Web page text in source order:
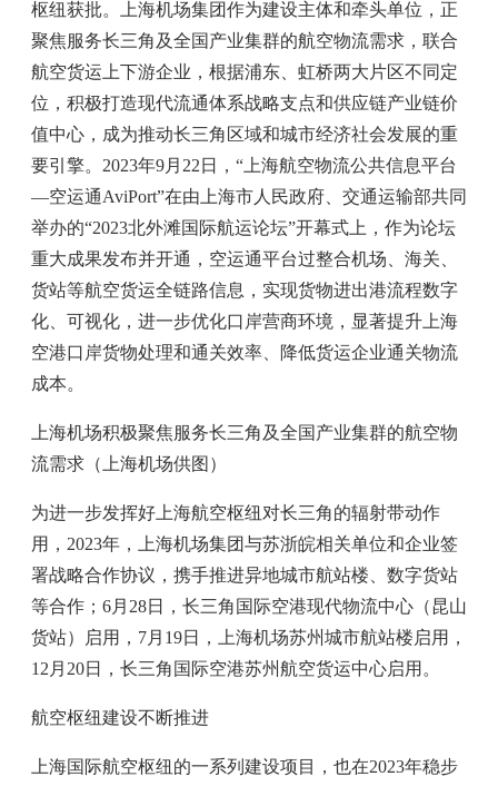
枢纽获批。上海机场集团作为建设主体和牵头单位，正
聚焦服务长三角及全国产业集群的航空物流需求，联合
航空货运上下游企业，根据浦东、虹桥两大片区不同定
位，积极打造现代流通体系战略支点和供应链产业链价
值中心，成为推动长三角区域和城市经济社会发展的重
要引擎。2023年9月22日，“上海航空物流公共信息平台
—空运通AviPort”在由上海市人民政府、交通运输部共同
举办的“2023北外滩国际航运论坛”开幕式上，作为论坛
重大成果发布并开通，空运通平台过整合机场、海关、
货站等航空货运全链路信息，实现货物进出港流程数字
化、可视化，进一步优化口岸营商环境，显著提升上海
空港口岸货物处理和通关效率、降低货运企业通关物流
成本。
上海机场积极聚焦服务长三角及全国产业集群的航空物
流需求（上海机场供图）
为进一步发挥好上海航空枢纽对长三角的辐射带动作
用，2023年，上海机场集团与苏浙皖相关单位和企业签
署战略合作协议，携手推进异地城市航站楼、数字货站
等合作；6月28日，长三角国际空港现代物流中心（昆山
货站）启用，7月19日，上海机场苏州城市航站楼启用，
12月20日，长三角国际空港苏州航空货运中心启用。
航空枢纽建设不断推进
上海国际航空枢纽的一系列建设项目，也在2023年稳步